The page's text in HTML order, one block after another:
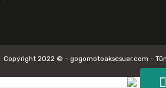
Copyright 2022 © - gogomotoaksesuar.com - Tüm